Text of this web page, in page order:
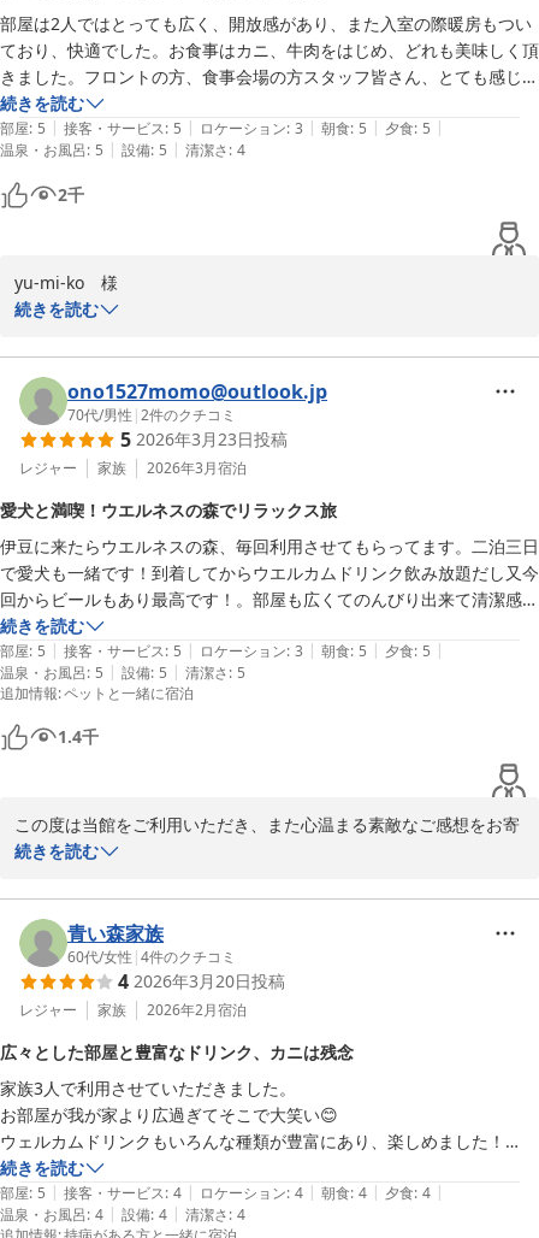
部屋は2人ではとっても広く、開放感があり、また入室の際暖房もつい
ており、快適でした。お食事はカニ、牛肉をはじめ、どれも美味しく頂
きました。フロントの方、食事会場の方スタッフ皆さん、とても感じの
良い方ばかりでした。唯一、他の方が言ってみえたのが、髪の毛が沢山
落ちており、年配の方が、何か掃除する道具が置いてあれば、とってあ
げるのに、、と。私は、沢山の方がドライヤーを使用するので仕方ない
かな？と感じましたが、掃除するタイミングで髪の毛が落ちていても。
とは思いましたが。主人と、一泊ではなく、連泊したいなぁー！という
くらいリラックスできる空間でした。少し古い所はありますが、お部屋
続きを読む
部屋: 5 | 接客・サービス: 5 | ロケーション: 3 | 朝食: 5 | 夕食: 5 |
温泉・お風呂: 5 | 設備: 5 | 清潔さ: 4
2千
yu-mi-ko　様
いました。
ご滞在中はお部屋の広さや開放感のある空間でゆったりとお寛ぎい
ただけたご様子、大変嬉しく拝読いたしました。ご入室時に暖かく
お迎えできましたことや、お食事につきましてもカニやステーキを
はじめご満足いただけたとのお言葉は、私どもにとりまして何より
まで頂戴し、心より御礼申し上げます。
一方で、清掃状況につきましてご不快な思いをおかけしましたこ
と、お詫び申し上げます。多くのお客様がご利用になる場所だから
こそ、巡回や確認をより丁寧に行うべきであったと感じておりま
す。清掃体制や備品の設置も含め、快適にご利用いただける環境づ
くりに努めてまいります。
次回お越しいただく際にも、より一層ご満足いただける滞在をご提
供できますよう精進してまいります。
またお目にかかれます日を心よりお待ち申し上げております。
スタッフ一同
ウェルネスの森 伊東（共立リゾート）
続きを読む
ono1527momo@outlook.jp
70代/男性 |2件のクチコミ
5 2026年3月23日投稿
レジャー 家族 2026年3月宿泊
愛犬と満喫！ウエルネスの森でリラックス旅
伊豆に来たらウエルネスの森、毎回利用させてもらってます。二泊三日
で愛犬も一緒です！到着してからウエルカムドリンク飲み放題だし又今
回からビールもあり最高です！。部屋も広くてのんびり出来て清潔感も
あり綺麗でした。（冷蔵庫の大きいのはありがたい。）愛犬も広いから
喜んでいました。自分の家みたいにくつろいいたので写真を投稿しまし
た。夕飯も朝食も食べ放題でおいしく満腹になり満足です。スタッフの
方達も対応が良く心快く感じました。温泉で疲れが取れ、特に天空の風
呂はホットした気分になれ良かったです。又サウナもあり最高でした次
回も利用したいと思ってます。ありがとうございました。
続きを読む
部屋: 5 | 接客・サービス: 5 | ロケーション: 3 | 朝食: 5 | 夕食: 5 |
温泉・お風呂: 5 | 設備: 5 | 清潔さ: 5
追加情報:ペットと一緒に宿泊
1.4千
この度は当館をご利用いただき、また心温まる素敵なご感想をお寄
せいただき誠にありがとうございます。
そして今回も大切な愛犬とご一緒にご滞在いただけましたこと、ス
タッフ一同心より嬉しく、感謝の気持ちでいっぱいでございます。
ウェルカムドリンクや新たにご用意したビールもお楽しみいただけ
たとのこと、「最高」とのお言葉を頂戴し大変光栄でございます。
お部屋の広さや清潔感、大きめの冷蔵庫などの設備面についてもご
ようにくつろいでお過ごしいただけたとのこと、微笑ましく拝読
し、私どもにとっても何より嬉しいひとときでございます。お写真
のご投稿も誠にありがとうございます。
また、お食事につきましてもご夕食・ご朝食ともにご満足いただ
き、満腹になるまでお楽しみいただけたとのこと、大変嬉しく思っ
ております。温泉や天空の風呂、サウナでもゆったりとお過ごしい
ただき、日頃のお疲れを癒していただけたようで何よりでございま
続きを読む
青い森家族
60代/女性 |4件のクチコミ
4 2026年3月20日投稿
レジャー 家族 2026年2月宿泊
広々とした部屋と豊富なドリンク、カニは残念
家族3人で利用させていただきました。
お部屋が我が家より広過ぎてそこで大笑い😊
ウェルカムドリンクもいろんな種類が豊富にあり、楽しめました！
夜のカニは少しパサついて、塩気が強かった気がしましたが、天ぷら等
は美味しかったです。
夜鳴きそばの時間をもっと早い時間にしてほしかったです。23時はも
続きを読む
部屋: 5 | 接客・サービス: 4 | ロケーション: 4 | 朝食: 4 | 夕食: 4 |
温泉・お風呂: 4 | 設備: 4 | 清潔さ: 4